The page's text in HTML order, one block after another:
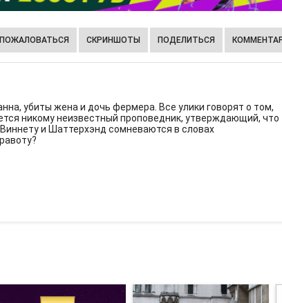
ПОЖАЛОВАТЬСЯ СКРИНШОТЫ ПОДЕЛИТЬСЯ
убиты жена и дочь фермера. Все улики говорят о том,
никому неизвестный проповедник, утверждающий, что
и Шаттерхэнд сомневаются в словах